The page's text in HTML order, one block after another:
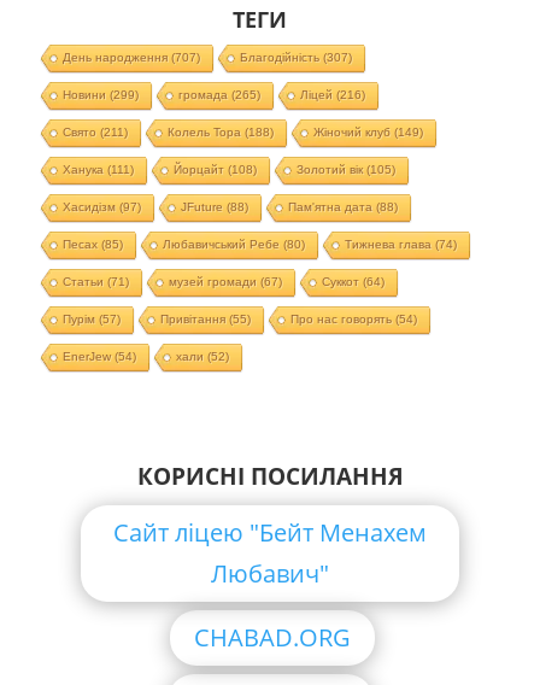
ТЕГИ
День народження(707) Благодійність(307)
Новини (299) громада (265) Ліцей (216)
Свято (211) Колель Тора (188) Жіночий клуб (149)
Ханука (111) Йорцайт (108) Золотий вік(105)
Хасидізм (97) JFuture (88) Пам'ятна дата (88)
Песах(85) Любавичський Ребе (80) Тижнева глава (74)
Статьи (71) музей громади (67) Суккот (64)
Пурім (57) Привітання(55) Про нас говорять(54)
EnerJew(54) хали (52)
КОРИСНІ ПОСИЛАННЯ
Сайт ліцею "Бейт Менахем
Любавич"
CHABAD.ORG